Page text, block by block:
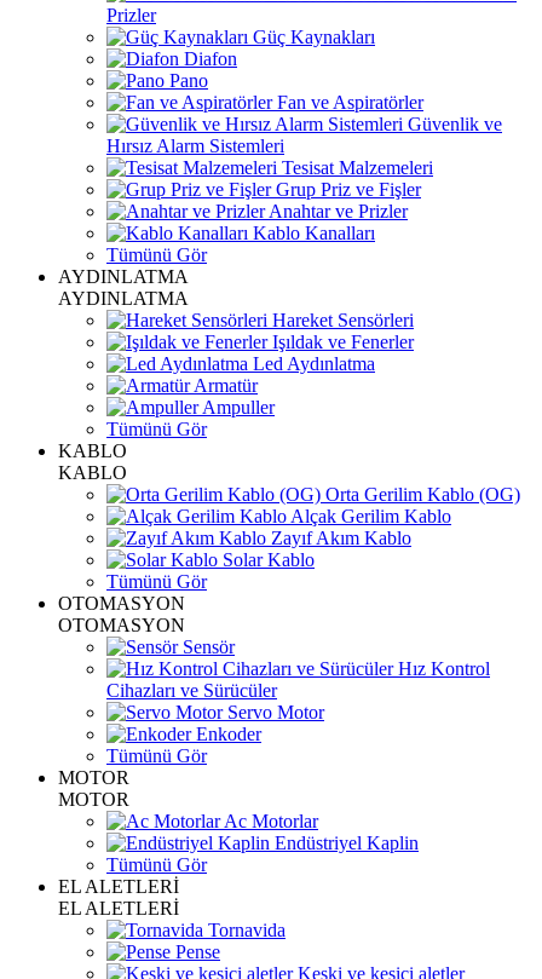
Prizler
Güç Kaynakları
Diafon
Pano
Fan ve Aspiratörler
Güvenlik ve
Hırsız Alarm Sistemleri
Tesisat Malzemeleri
Grup Priz ve Fişler
Anahtar ve Prizler
Kablo Kanalları
Tümünü Gör
AYDINLATMA
AYDINLATMA
Hareket Sensörleri
Işıldak ve Fenerler
Led Aydınlatma
Armatür
Ampuller
Tümünü Gör
KABLO
KABLO
Orta Gerilim Kablo (OG)
Alçak Gerilim Kablo
Zayıf Akım Kablo
Solar Kablo
Tümünü Gör
OTOMASYON
OTOMASYON
Sensör
Hız Kontrol
Cihazları ve Sürücüler
Servo Motor
Enkoder
Tümünü Gör
MOTOR
MOTOR
Ac Motorlar
Endüstriyel Kaplin
Tümünü Gör
EL ALETLERİ
EL ALETLERİ
Tornavida
Pense
Keski ve kesici aletler